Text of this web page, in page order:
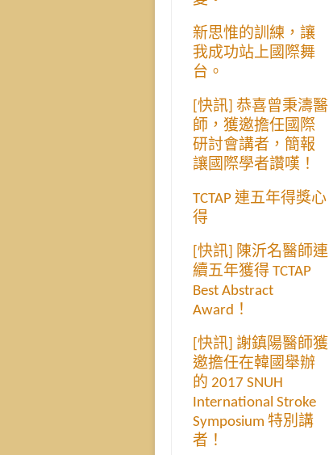
新思惟的訓練，讓
我成功站上國際舞
台。
[快訊] 恭喜曾秉濤醫
師，獲邀擔任國際
研討會講者，簡報
讓國際學者讚嘆！
TCTAP 連五年得獎心
得
[快訊] 陳沂名醫師連
續五年獲得 TCTAP
Best Abstract
Award！
[快訊] 謝鎮陽醫師獲
邀擔任在韓國舉辦
的 2017 SNUH
International Stroke
Symposium 特別講
者！